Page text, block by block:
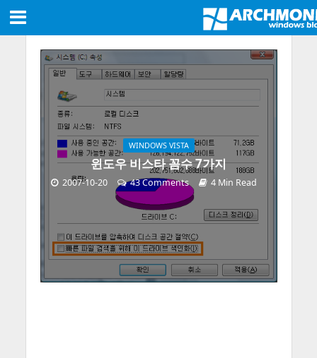
WINDOWS VISTA
윈도우 비스타 꼼수 7가지
2007-10-20 43 Comments 4 Min Read